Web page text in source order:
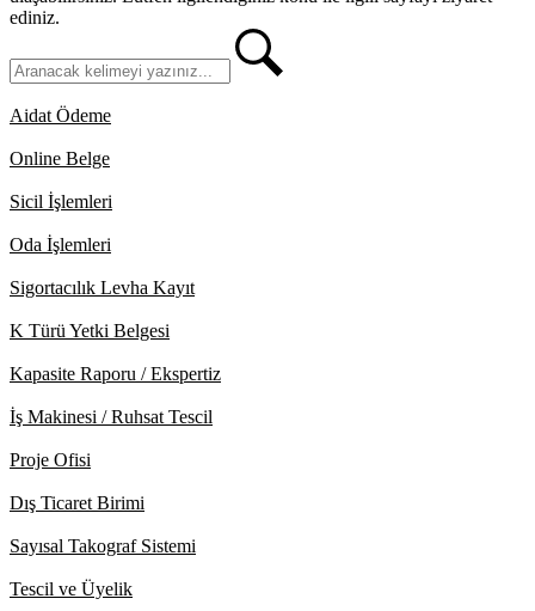
ediniz.
Aidat Ödeme
Online Belge
Sicil İşlemleri
Oda İşlemleri
Sigortacılık Levha Kayıt
K Türü Yetki Belgesi
Kapasite Raporu / Ekspertiz
İş Makinesi / Ruhsat Tescil
Proje Ofisi
Dış Ticaret Birimi
Sayısal Takograf Sistemi
Tescil ve Üyelik